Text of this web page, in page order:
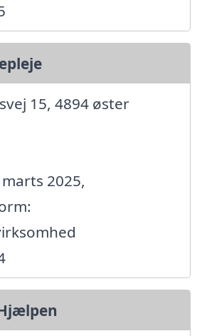
15, 4894 øster
2025,